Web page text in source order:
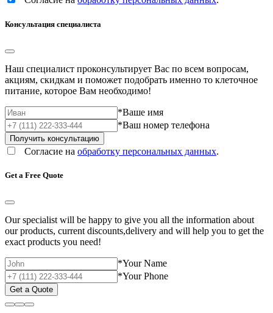
Консультация специалиста
Наш специалист проконсультирует Вас по всем вопросам,
акциям, скидкам и поможет подобрать именно то клеточное
питание, которое Вам необходимо!
*Ваше имя
*Ваш номер телефона
Согласие на обработку персональных данных.
Get a Free Quote
Our specialist will be happy to give you all the information about
our products, current discounts,delivery and will help you to get the
exact products you need!
*Your Name
*Your Phone